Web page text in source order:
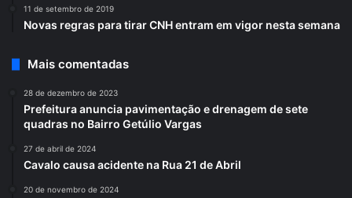
11 de setembro de 2019
Novas regras para tirar CNH entram em vigor nesta semana
Mais comentadas
28 de dezembro de 2023
Prefeitura anuncia pavimentação e drenagem de sete
quadras no Bairro Getúlio Vargas
27 de abril de 2024
Cavalo causa acidente na Rua 21 de Abril
20 de novembro de 2024